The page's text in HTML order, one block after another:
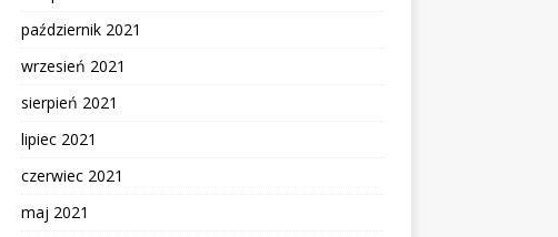
październik 2021
wrzesień 2021
sierpień 2021
lipiec 2021
czerwiec 2021
maj 2021